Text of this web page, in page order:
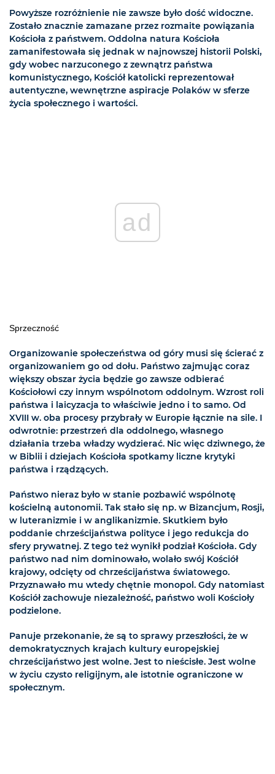
Powyższe rozróżnienie nie zawsze było dość widoczne.
Zostało znacznie zamazane przez rozmaite powiązania
Kościoła z państwem. Oddolna natura Kościoła
zamanifestowała się jednak w najnowszej historii Polski,
gdy wobec narzuconego z zewnątrz państwa
komunistycznego, Kościół katolicki reprezentował
autentyczne, wewnętrzne aspiracje Polaków w sferze
życia społecznego i wartości.
ad
Sprzeczność
Organizowanie społeczeństwa od góry musi się ścierać z
organizowaniem go od dołu. Państwo zajmując coraz
większy obszar życia będzie go zawsze odbierać
Kościołowi czy innym wspólnotom oddolnym. Wzrost roli
państwa i laicyzacja to właściwie jedno i to samo. Od
XVIII w. oba procesy przybrały w Europie łącznie na sile. I
odwrotnie: przestrzeń dla oddolnego, własnego
działania trzeba władzy wydzierać. Nic więc dziwnego, że
w Biblii i dziejach Kościoła spotkamy liczne krytyki
państwa i rządzących.
Państwo nieraz było w stanie pozbawić wspólnotę
kościelną autonomii. Tak stało się np. w Bizancjum, Rosji,
w luteranizmie i w anglikanizmie. Skutkiem było
poddanie chrześcijaństwa polityce i jego redukcja do
sfery prywatnej. Z tego też wynikł podział Kościoła. Gdy
państwo nad nim dominowało, wolało swój Kościół
krajowy, odcięty od chrześcijaństwa światowego.
Przyznawało mu wtedy chętnie monopol. Gdy natomiast
Kościół zachowuje niezależność, państwo woli Kościoły
podzielone.
Panuje przekonanie, że są to sprawy przeszłości, że w
demokratycznych krajach kultury europejskiej
chrześcijaństwo jest wolne. Jest to nieścisłe. Jest wolne
w życiu czysto religijnym, ale istotnie ograniczone w
społecznym.